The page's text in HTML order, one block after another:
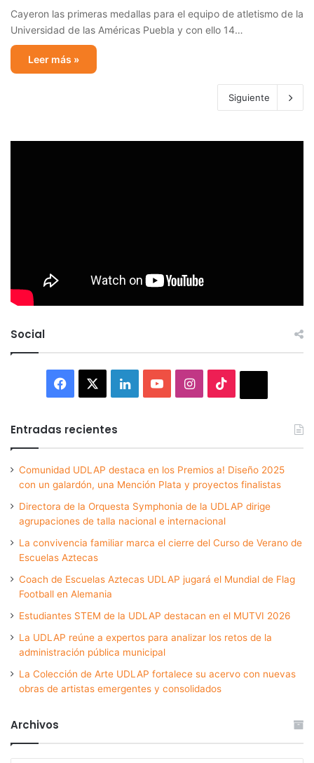
Cayeron las primeras medallas para el equipo de atletismo de la
Universidad de las Américas Puebla y con ello 14…
Leer más »
Siguiente
Social
Facebook LinkedInYouTubeInstagram
Entradas recientes
Comunidad UDLAP destaca en los Premios a! Diseño 2025
con un galardón, una Mención Plata y proyectos finalistas
Directora de la Orquesta Symphonia de la UDLAP dirige
agrupaciones de talla nacional e internacional
La convivencia familiar marca el cierre del Curso de Verano de
Escuelas Aztecas
Coach de Escuelas Aztecas UDLAP jugará el Mundial de Flag
Football en Alemania
Estudiantes STEM de la UDLAP destacan en el MUTVI 2026
La UDLAP reúne a expertos para analizar los retos de la
administración pública municipal
La Colección de Arte UDLAP fortalece su acervo con nuevas
obras de artistas emergentes y consolidados
Archivos